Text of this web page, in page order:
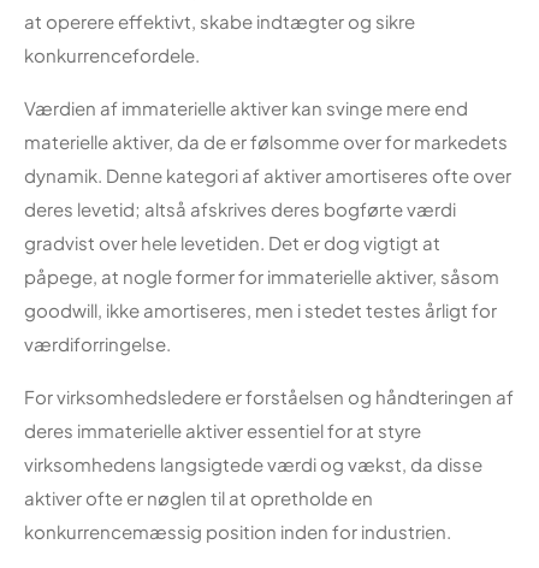
at operere effektivt, skabe indtægter og sikre
konkurrencefordele.
Værdien af immaterielle aktiver kan svinge mere end
materielle aktiver, da de er følsomme over for markedets
dynamik. Denne kategori af aktiver amortiseres ofte over
deres levetid; altså afskrives deres bogførte værdi
gradvist over hele levetiden. Det er dog vigtigt at
påpege, at nogle former for immaterielle aktiver, såsom
goodwill, ikke amortiseres, men i stedet testes årligt for
værdiforringelse.
For virksomhedsledere er forståelsen og håndteringen af
deres immaterielle aktiver essentiel for at styre
virksomhedens langsigtede værdi og vækst, da disse
aktiver ofte er nøglen til at opretholde en
konkurrencemæssig position inden for industrien.